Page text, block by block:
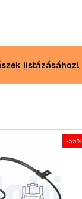
listázásához!
-55%